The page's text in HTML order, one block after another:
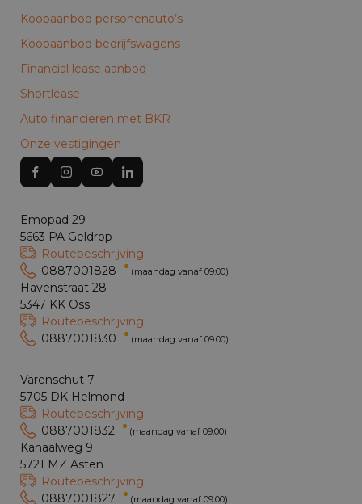
Koopaanbod personenauto’s
Koopaanbod bedrijfswagens
Financial lease aanbod
Shortlease
Auto financieren met BKR
Onze vestigingen
Emopad 29
5663 PA Geldrop
Routebeschrijving
0887001828
(maandag vanaf 09:00)
Havenstraat 28
5347 KK Oss
Routebeschrijving
0887001830
(maandag vanaf 09:00)
Varenschut 7
5705 DK Helmond
Routebeschrijving
0887001832
(maandag vanaf 09:00)
Kanaalweg 9
5721 MZ Asten
Routebeschrijving
0887001827
(maandag vanaf 09:00)